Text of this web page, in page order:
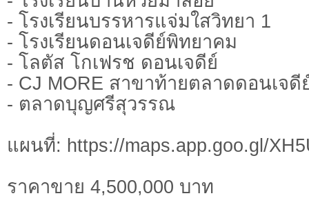
- โรงเรียนบรรหารแจ่มใสวิทยา 1
- โรงเรียนดอนเจดีย์พิทยาคม
- โลตัส โกเฟรช ดอนเจดีย์
- CJ MORE สาขาท้ายตลาดดอนเจดี
- ตลาดบุญศรีสุวรรณ
แผนที่: https://maps.app.goo.gl/
ราคาขาย 4,500,000 บาท